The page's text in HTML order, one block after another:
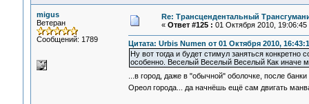
migus
Ветеран
Сообщений: 1789
Re: Трансцендентальный
« Ответ #125 : 01 Октября 2010, 19:06:45
Цитата: Urbis Numen от 01 Октября 2010,
Ну вот тогда и будет стимул заняться конкретно
особенно. Веселый Веселый Веселый Как иначе
...в город, даже в "обычной" оболочке, после
Ореол города... да начнёшь ещё сам двигать